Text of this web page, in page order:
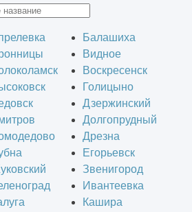
Балашиха
Видное
Воскресенск
Голицыно
Дзержинский
Долгопрудный
Дрезна
Егорьевск
Звенигород
Ивантеевка
Кашира